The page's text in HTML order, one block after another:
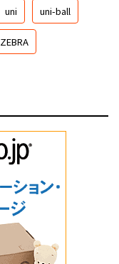
uni uni-ball
ZEBRA